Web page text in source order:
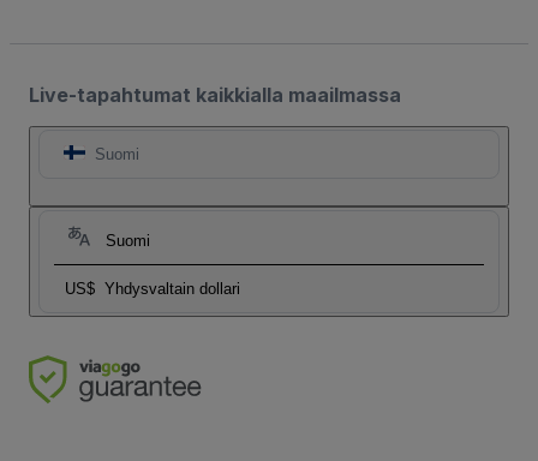
Live-tapahtumat kaikkialla maailmassa
Suomi
Suomi
US$ Yhdysvaltain dollari